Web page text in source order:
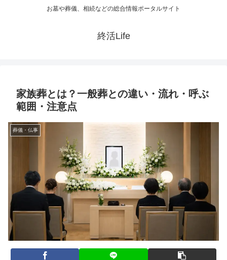
お墓や葬儀、相続などの総合情報ポータルサイト
終活Life
家族葬とは？一般葬との違い・流れ・呼ぶ
範囲・注意点
葬儀・仏事